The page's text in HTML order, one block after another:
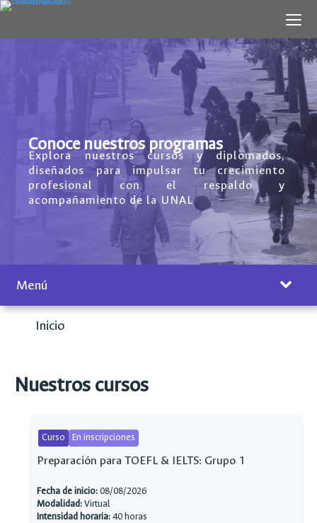
Conoce nuestros programas
Explora nuestros cursos y diplomados,
diseñados para impulsar tu crecimiento
profesional con el respaldo y
acompañamiento de la UNAL
Menú
Inicio
Nuestros cursos
Curso En inscripciones
Preparación para TOEFL & IELTS: Grupo 1
Fecha de inicio: 08/08/2026
Modalidad:Virtual
Intensidad horaria: 40 horas